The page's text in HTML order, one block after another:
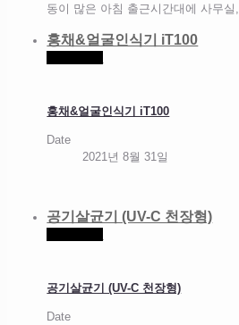
동이 많은 아침 출근시간대에 사무실,
홍채&얼굴인식기 iT100
홍채&얼굴인식기 iT100
Date
2021년 8월 31일
공기살균기 ( UV-C 천장형)
공기살균기 ( UV-C 천장형)
Date